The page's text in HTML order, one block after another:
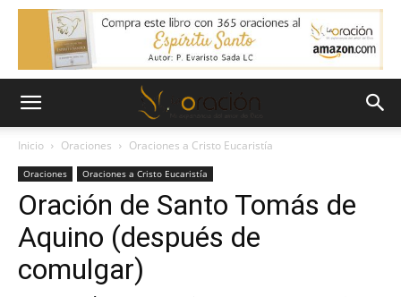
Inicio Oraciones Oraciones a Cristo Eucaristía
Oraciones Oraciones a Cristo Eucaristía
Oración de Santo Tomás de
Aquino (después de
comulgar)